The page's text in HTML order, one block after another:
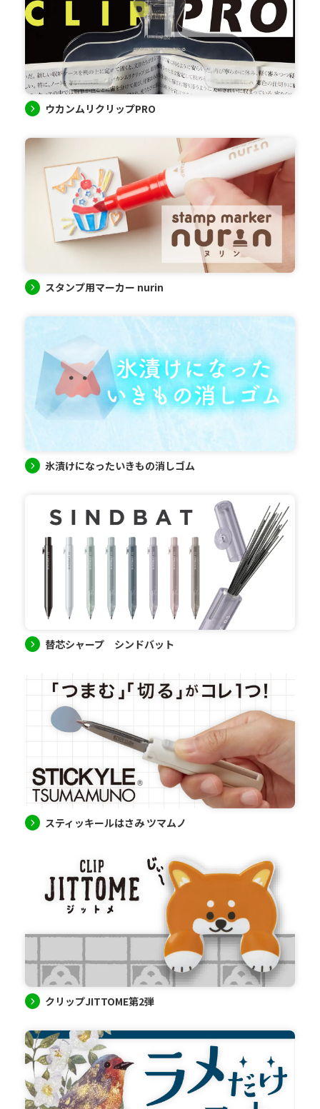
ウカンムリクリップPRO
スタンプ用マーカー nurin
氷漬けになったいきもの消しゴム
替芯シャープ シンドバット
スティッキールはさみ ツマムノ
クリップJITTOME第2弾